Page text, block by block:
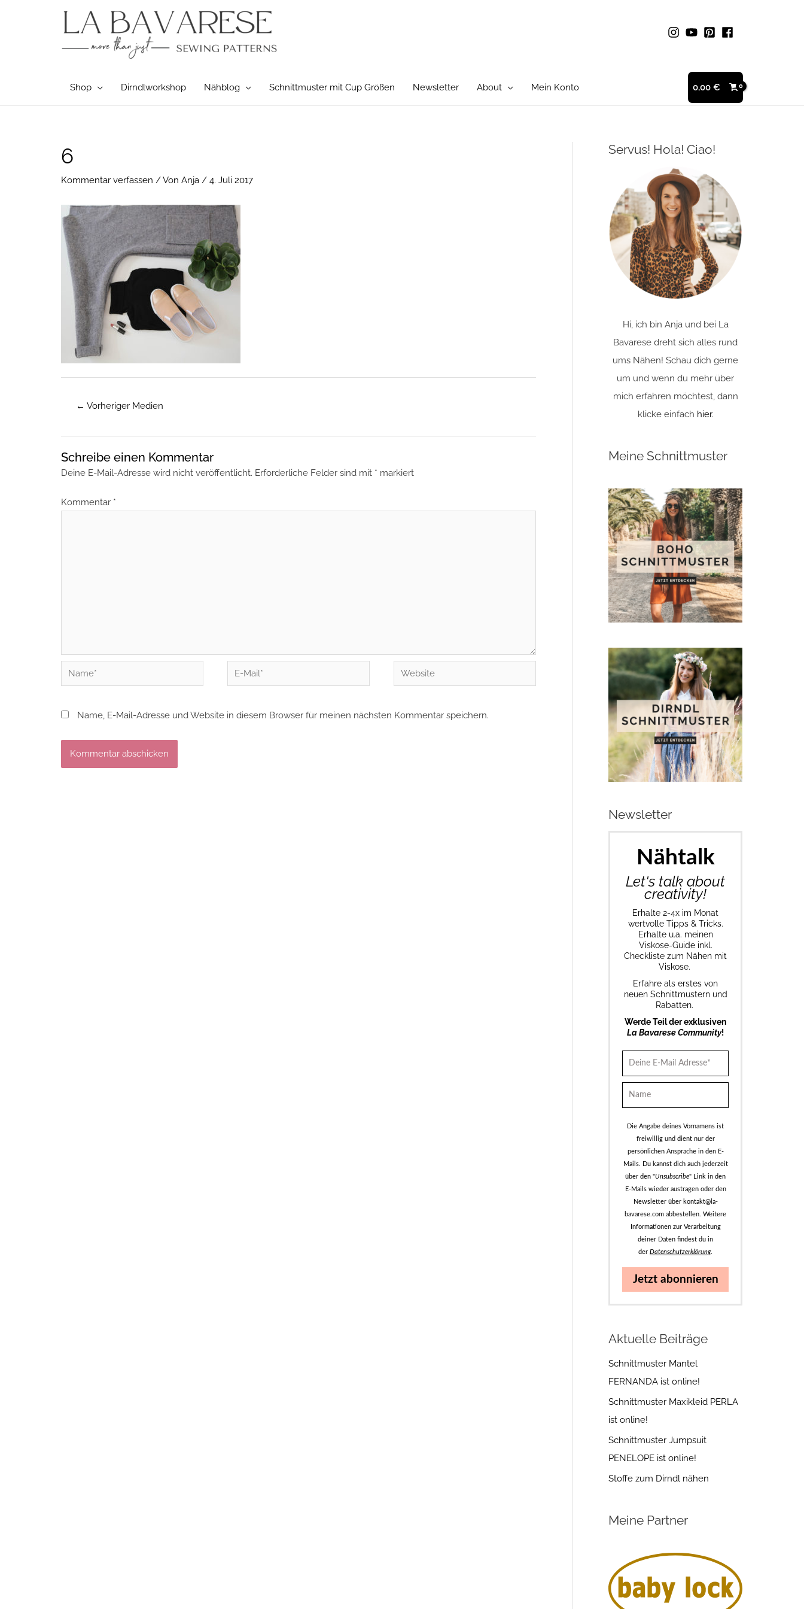
Shop Dirndlworkshop Nähblog Schnittmuster mit Cup Größen Newsletter About Mein Konto 0,00 €
6
Kommentar verfassen / Von Anja / 4. Juli 2017
Post
navigation
← Vorheriger Medien
Schreibe einen Kommentar
Deine E-Mail-Adresse wird nicht veröffentlicht. Erforderliche Felder sind mit * markiert
Kommentar *
Name*
E-
Mail*
Website
Name, E-Mail-Adresse und Website in diesem Browser für meinen nächsten Kommentar speichern.
Servus! Hola! Ciao!
Hi, ich bin Anja und bei La
Bavarese dreht sich alles rund
ums Nähen! Schau dich gerne
um und wenn du mehr über
mich erfahren möchtest, dann
klicke einfach hier.
Meine Schnittmuster
Newsletter
Nähtalk
Let's talk about
creativity!
Erhalte 2-4x im Monat
wertvolle Tipps & Tricks.
Erhalte u.a. meinen
Viskose-Guide inkl.
Checkliste zum Nähen mit
Viskose.
Erfahre als erstes von
neuen Schnittmustern und
Rabatten.
Werde Teil der exklusiven
La Bavarese Community!
Die Angabe deines Vornamens ist
freiwillig und dient nur der
persönlichen Ansprache in den E-
Mails. Du kannst dich auch jederzeit
über den "Unsubscribe" Link in den
E-Mails wieder austragen oder den
Newsletter über kontakt@la-
bavarese.com abbestellen. Weitere
Informationen zur Verarbeitung
deiner Daten findest du in
der Datenschutzerklärung.
Jetzt abonnieren
Aktuelle Beiträge
Schnittmuster Mantel
FERNANDA ist online!
Schnittmuster Maxikleid PERLA
ist online!
Schnittmuster Jumpsuit
PENELOPE ist online!
Stoffe zum Dirndl nähen
Meine Partner